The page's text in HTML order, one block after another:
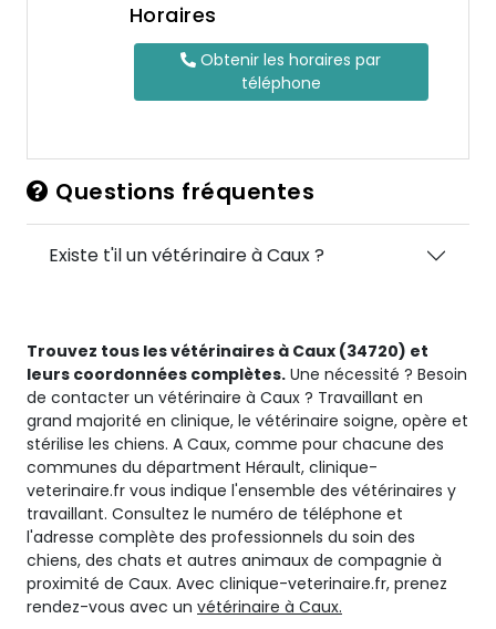
Horaires
Obtenir les horaires par
téléphone
Questions fréquentes
Existe t'il un vétérinaire à Caux ?
Trouvez tous les vétérinaires à Caux (34720) et
leurs coordonnées complètes. Une nécessité ? Besoin
de contacter un vétérinaire à Caux ? Travaillant en
grand majorité en clinique, le vétérinaire soigne, opère et
stérilise les chiens. A Caux, comme pour chacune des
communes du départment Hérault, clinique-
veterinaire.fr vous indique l'ensemble des vétérinaires y
travaillant. Consultez le numéro de téléphone et
l'adresse complète des professionnels du soin des
chiens, des chats et autres animaux de compagnie à
proximité de Caux. Avec clinique-veterinaire.fr, prenez
rendez-vous avec un vétérinaire à Caux.